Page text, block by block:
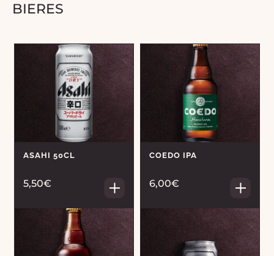
BIERES
ASAHI 50CL
5,50€
COEDO IPA
6,00€